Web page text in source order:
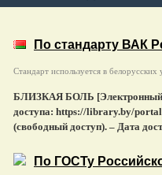
По стандарту ВАК
Стандарт используется в белорусских
БЛИЗКАЯ БОЛЬ [Электронный
доступа: https://library.by/
(свободный доступ). – Дата
По ГОСТу